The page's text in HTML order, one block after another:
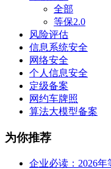
全部
等保2.0
风险评估
信息系统安全
网络安全
个人信息安全
定级备案
网约车牌照
算法大模型备案
为你推荐
企业必读：2026